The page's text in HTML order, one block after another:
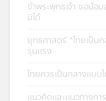
ข้าพระพุทธเจ้า ขอน้
มิได้
ยุทธศาสตร์ “ไทยเป็น
รุนแรง
ไทยควรเป็นกลางแบบ
แนวคิดและแนวทางกา